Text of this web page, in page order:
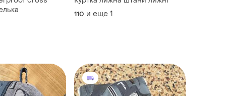
110 и еще 1